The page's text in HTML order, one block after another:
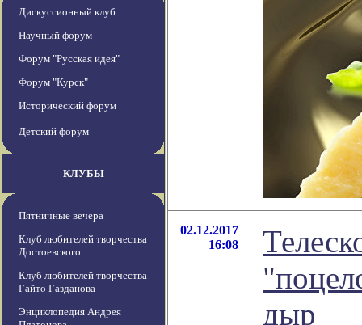
Дискуссионный клуб
Научный форум
Форум "Русская идея"
Форум "Курск"
Исторический форум
Детский форум
КЛУБЫ
Пятничные вечера
Клуб любителей творчества
Достоевского
Клуб любителей творчества
Гайто Газданова
Энциклопедия Андрея
02.12.2017
16:08
дыр